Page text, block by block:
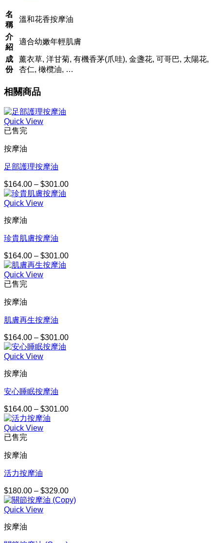
油
量
名
稱
溫和花香按摩油
介
紹
適合幼嫩年輕肌膚
成
份
薰衣草, 洋甘菊, 有機香茅(爪哇), 金盞花, 可哥巴, 太陽花,
杏仁, 橄欖油, …
相關商品
Quick View
已售完
按摩油
足部護理按摩油
$164.00 – $301.00價
Quick View
按摩油
珍貴肌膚按摩油
$164.00 – $301.00價
Quick View
已售完
按摩油
肌膚再生按摩油
$164.00 – $301.00價
Quick View
按摩油
安心睡眠按摩油
$164.00 – $301.00價
Quick View
已售完
按摩油
活力按摩油
$180.00 – $329.00價
格
Quick View
按摩油